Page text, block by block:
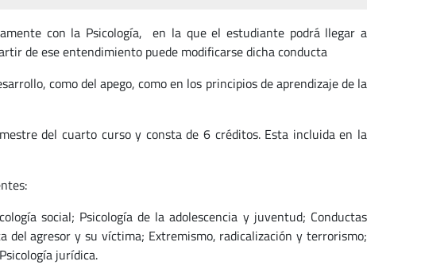
con la Psicología, en la que el estudiante podrá llegar a
de ese entendimiento puede modificarse dicha conducta
como del apego, como en los principios de aprendizaje de la
del cuarto curso y consta de 6 créditos. Esta incluida en la
social; Psicología de la adolescencia y juventud; Conductas
del agresor y su víctima; Extremismo, radicalización y terrorismo;
jurídica.